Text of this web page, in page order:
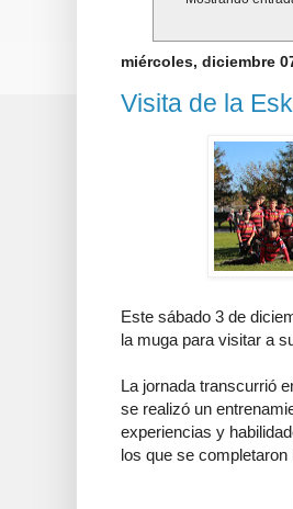
miércoles, diciembre
Visita de la
Este sábado 3 de
la muga para visitar a
La jornada transcurrió
se realizó un
experiencias y
los que se